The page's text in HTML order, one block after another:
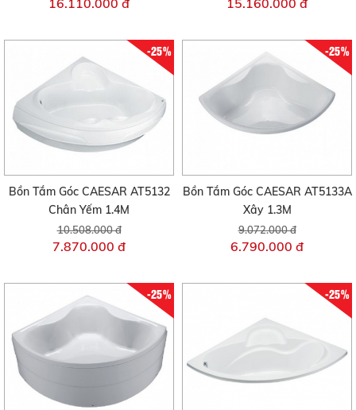
-25%
Bồn Tắm Góc CAESAR AT5132
Chân Yếm 1.4M
10.508.000 đ
7.870.000 đ
-25%
Bồn Tắm Góc CAESAR AT5133A
Xây 1.3M
9.072.000 đ
6.790.000 đ
-25% -25%